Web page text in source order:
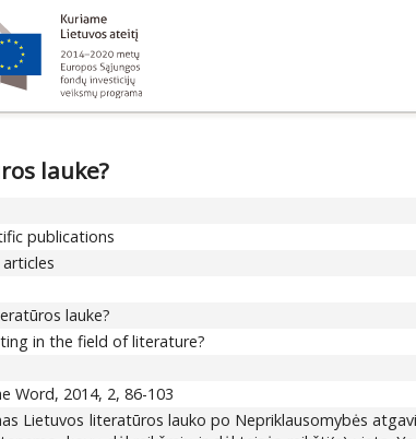
lauke?
publications
lauke?
in the field of literature?
Word, 2014, 2, 86-103
Lietuvos literatūros lauko po Nepriklausomybės